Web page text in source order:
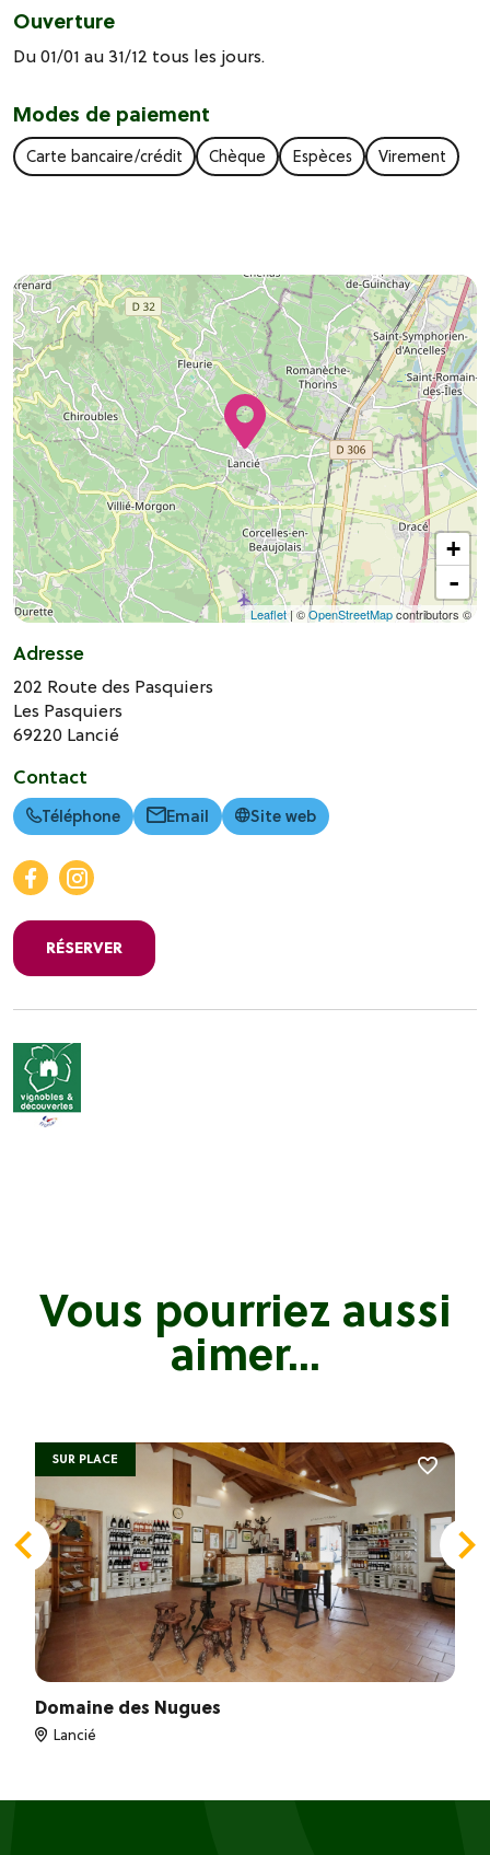
Ouverture
Du 01/01 au 31/12 tous les jours.
Modes de paiement
Carte bancaire/crédit Chèque Espèces Virement
+
-
Leaflet| ©OpenStreetMapcontributors ©
Adresse
202 Route des Pasquiers
Les Pasquiers
69220 Lancié
Contact
Téléphone Email Site web
RÉSERVER
Vous pourriez aussi
aimer...
Domaine des Nugues
Lancié
SUR PLACE